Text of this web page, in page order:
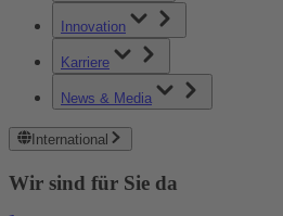
Innovation
Karriere
News & Media
International
Wir sind für Sie da